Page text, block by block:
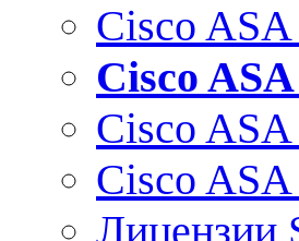
Cisco
Cisco
Cisco ASA
Cisco ASA
Лицензии